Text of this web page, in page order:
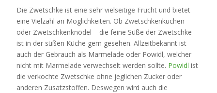
Die Zwetschke ist eine sehr vielseitige Frucht und bietet
eine Vielzahl an Möglichkeiten. Ob Zwetschkenkuchen
oder Zwetschkenknödel – die feine Süße der Zwetschke
ist in der süßen Küche gern gesehen. Allzeitbekannt ist
auch der Gebrauch als Marmelade oder Powidl, welcher
nicht mit Marmelade verwechselt werden sollte. Powidl ist
die verkochte Zwetschke ohne jeglichen Zucker oder
anderen Zusatzstoffen. Deswegen wird auch die